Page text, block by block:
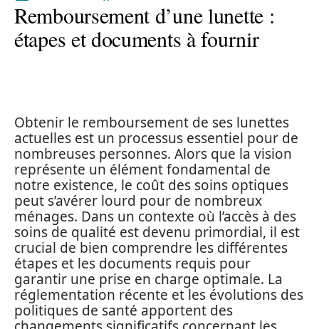
Remboursement d’une lunette :
étapes et documents à fournir
Obtenir le remboursement de ses lunettes
actuelles est un processus essentiel pour de
nombreuses personnes. Alors que la vision
représente un élément fondamental de
notre existence, le coût des soins optiques
peut s’avérer lourd pour de nombreux
ménages. Dans un contexte où l’accès à des
soins de qualité est devenu primordial, il est
crucial de bien comprendre les différentes
étapes et les documents requis pour
garantir une prise en charge optimale. La
réglementation récente et les évolutions des
politiques de santé apportent des